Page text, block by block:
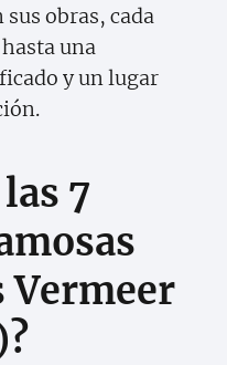
obras, cada
una
y un lugar
7
Vermeer